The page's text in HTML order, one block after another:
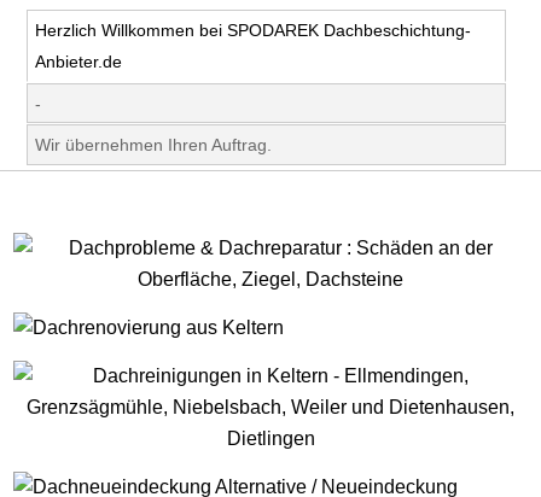
Herzlich Willkommen bei SPODAREK Dachbeschichtung-
Anbieter.de
-
Wir übernehmen Ihren Auftrag.